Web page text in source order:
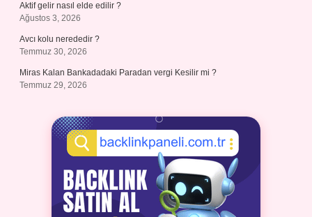
Aktif gelir nasıl elde edilir ?
Ağustos 3, 2026
Avcı kolu nerededir ?
Temmuz 30, 2026
Miras Kalan Bankadadaki Paradan vergi Kesilir mi ?
Temmuz 29, 2026